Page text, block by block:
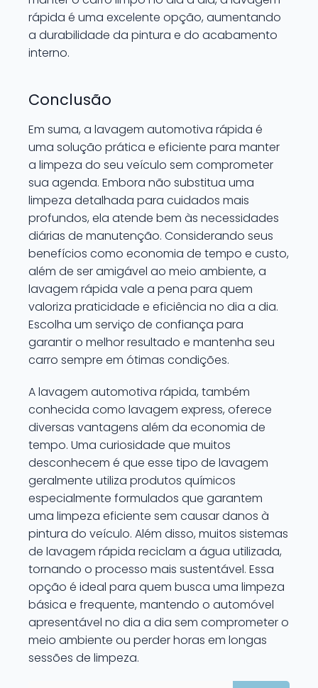
rápida é uma excelente opção, aumentando
a durabilidade da pintura e do acabamento
interno.
Conclusão
Em suma, a lavagem automotiva rápida é
uma solução prática e eficiente para manter
a limpeza do seu veículo sem comprometer
sua agenda. Embora não substitua uma
limpeza detalhada para cuidados mais
profundos, ela atende bem às necessidades
diárias de manutenção. Considerando seus
benefícios como economia de tempo e custo,
além de ser amigável ao meio ambiente, a
lavagem rápida vale a pena para quem
valoriza praticidade e eficiência no dia a dia.
Escolha um serviço de confiança para
garantir o melhor resultado e mantenha seu
carro sempre em ótimas condições.
A lavagem automotiva rápida, também
conhecida como lavagem express, oferece
diversas vantagens além da economia de
tempo. Uma curiosidade que muitos
desconhecem é que esse tipo de lavagem
geralmente utiliza produtos químicos
especialmente formulados que garantem
uma limpeza eficiente sem causar danos à
pintura do veículo. Além disso, muitos sistemas
de lavagem rápida reciclam a água utilizada,
tornando o processo mais sustentável. Essa
opção é ideal para quem busca uma limpeza
básica e frequente, mantendo o automóvel
apresentável no dia a dia sem comprometer o
meio ambiente ou perder horas em longas
sessões de limpeza.